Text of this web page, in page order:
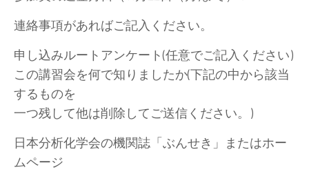
連絡事項があればご記入ください。
申し込みルートアンケート(任意でご記入ください)
この講習会を何で知りましたか(下記の中から該当
するものを
一つ残して他は削除してご送信ください。)
日本分析化学会の機関誌「ぶんせき」またはホー
ムページ